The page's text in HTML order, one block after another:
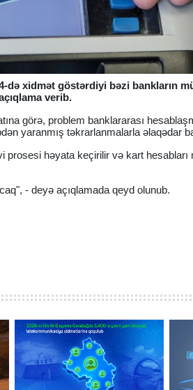
də xidmət göstərdiyi bəzi bankların
verib.
görə, problem banklararası
yaranmış təkrarlanmalarla əlaqədar
prosesi həyata keçirilir və kart
- deyə açıqlamada qeyd olunub.